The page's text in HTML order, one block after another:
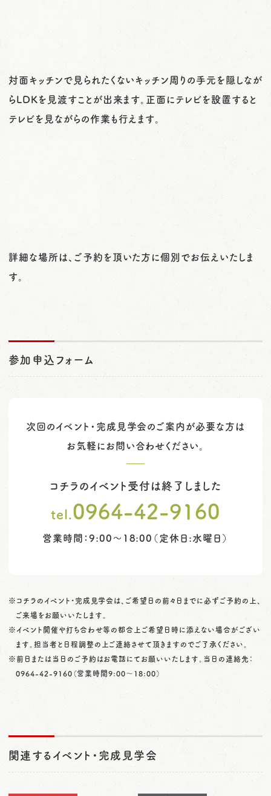
対面キッチンで見られたくないキッチン周りの手元を隠しなが
らLDKを見渡すことが出来ます。正面にテレビを設置すると
テレビを見ながらの作業も行えます。
詳細な場所は、ご予約を頂いた方に個別でお伝えいたしま
す。
参加申込フォーム
次回のイベント・完成見学会のご案内が必要な方は
お気軽にお問い合わせください。
コチラのイベント受付は終了しました
tel.0964-42-9160
営業時間：9:00～18:00（定休日:水曜日）
※コチラのイベント・完成見学会は、ご希望日の前々日までに必ずご予約の上、
ご来場をお願いいたします。
※イベント開催や打ち合わせ等の都合上ご希望日時に添えない場合がござい
ます。担当者と日程調整の上ご連絡させて頂きますのでご了承ください。
※前日または当日のご予約はお電話にてお願いいたします。当日の連絡先：
0964-42-9160（営業時間9:00〜18:00）
関連するイベント・完成見学会